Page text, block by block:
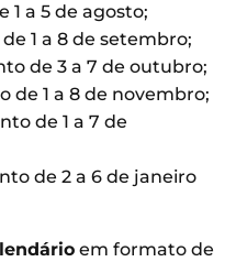
a 5 de agosto;
1 a 8 de setembro;
de 3 a 7 de outubro;
1 a 8 de novembro;
de 1 a 7 de
de 2 a 6 de janeiro
em formato de